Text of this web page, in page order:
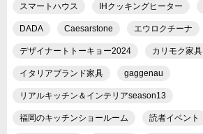
スマートハウス IHクッキングヒーター
DADA Caesarstone エウロクチーナ
デザイナートトーキョー2024 カリモク家具
イタリアブランド家具 gaggenau
リアルキッチン＆インテリアseason13
福岡のキッチンショールーム 読者イベント